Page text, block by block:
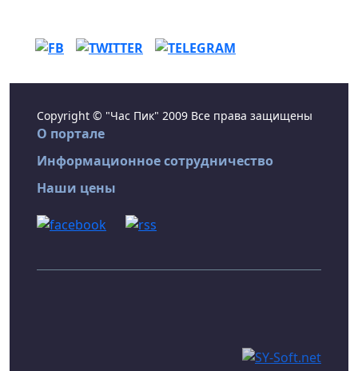
Copyright © "Час Пик" 2009 Все права защищены
О портале
Информационное сотрудничество
Наши цены